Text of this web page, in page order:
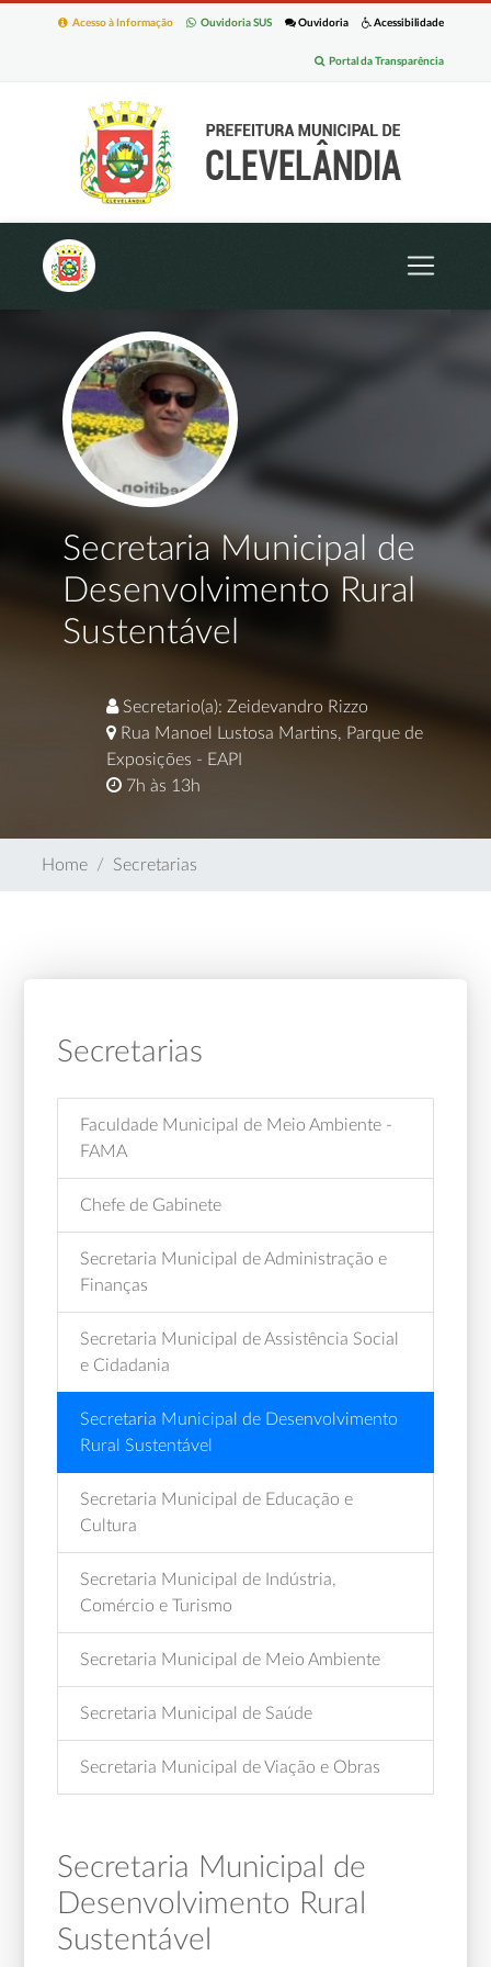
Acessibilidade
Ouvidoria
Ouvidoria SUS
Acesso à Informação
Portal da Transparência
Secretaria Municipal de
Desenvolvimento Rural
Sustentável
Secretario(a): Zeidevandro Rizzo
Rua Manoel Lustosa Martins, Parque de
Exposições - EAPI
7h às 13h
Home Secretarias
Secretarias
Faculdade Municipal de Meio Ambiente -
FAMA
Chefe de Gabinete
Secretaria Municipal de Administração e
Finanças
Secretaria Municipal de Assistência Social
e Cidadania
Secretaria Municipal de Desenvolvimento
Rural Sustentável
Secretaria Municipal de Educação e
Cultura
Secretaria Municipal de Indústria,
Comércio e Turismo
Secretaria Municipal de Meio Ambiente
Secretaria Municipal de Saúde
Secretaria Municipal de Viação e Obras
Secretaria Municipal de
Desenvolvimento Rural
Sustentável